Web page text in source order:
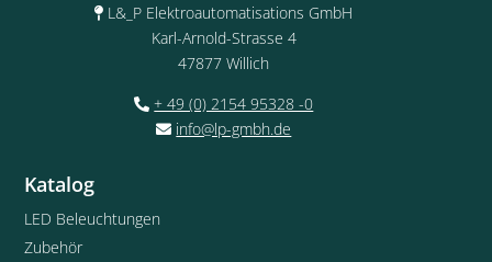
L&_P Elektroautomatisations GmbH
Karl-Arnold-Strasse 4
47877 Willich
+ 49 (0) 2154 95328 -0
info@lp-gmbh.de
Katalog
LED Beleuchtungen
Zubehör